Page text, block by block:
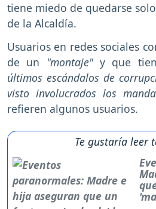
tiene miedo de quedarse
de la Alcaldía.
Usuarios en redes sociales
de un "montaje"y que
últimos escándalos de
visto involucrados los
refieren algunos usuarios.
Te gustaría leer